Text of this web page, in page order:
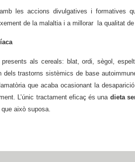
les accions divulgatives i formatives
de la malaltia i a millorar la qualitat
als cereals: blat, ordi, sègol,
dels trastorns sistèmics de base
que acaba ocasionant la
L’únic tractament eficaç és una dieta
això suposa.